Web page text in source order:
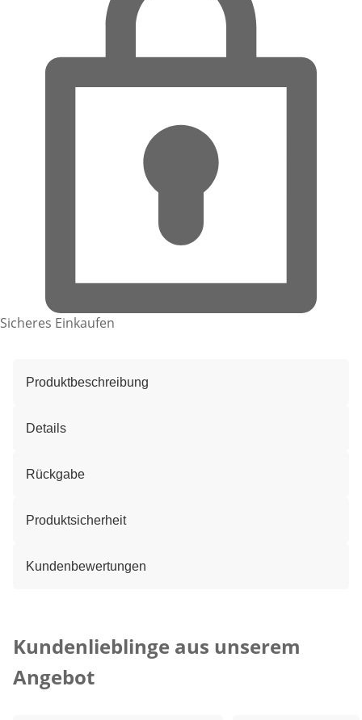
Sicheres Einkaufen
Produktbeschreibung
Details
Rückgabe
Produktsicherheit
Kundenbewertungen
Kundenlieblinge aus unserem
Angebot